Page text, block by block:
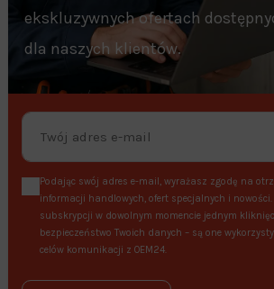
ekskluzywnych ofertach
dla naszych klientów.
Podając swój adres e-mail, wyrażasz zgodę na
informacji handlowych, ofert specjalnych i nowości.
subskrypcji w dowolnym momencie jednym
bezpieczeństwo Twoich danych – są one
celów komunikacji z OEM24.